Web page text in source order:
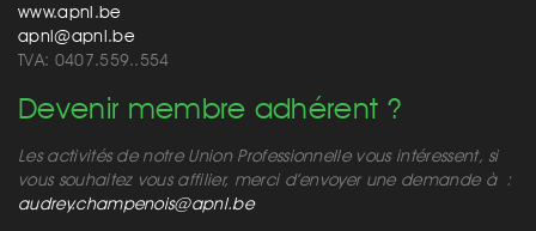
www.apnl.be
apnl@apnl.be
TVA: 0407.559..554
Devenir membre adhérent ?
Les activités de notre Union Professionnelle vous intéressent, si
vous souhaitez vous affilier, merci d’envoyer une demande à :
audrey.champenois@apnl.be